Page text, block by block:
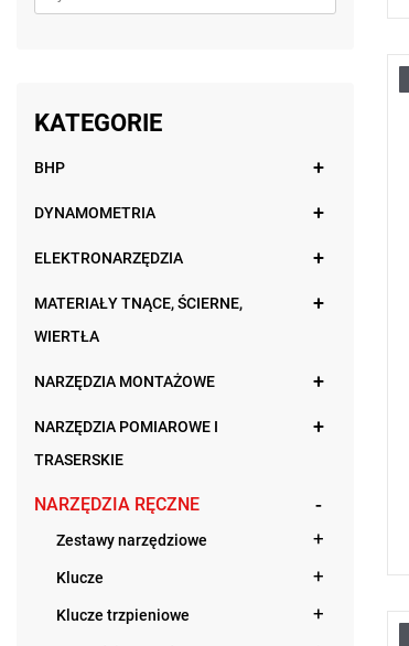
KATEGORIE
BHP
DYNAMOMETRIA
ELEKTRONARZĘDZIA
MATERIAŁY TNĄCE, ŚCIERNE,
WIERTŁA
NARZĘDZIA MONTAŻOWE
NARZĘDZIA POMIAROWE I
TRASERSKIE
NARZĘDZIA RĘCZNE
Zestawy narzędziowe
Klucze
Klucze trzpieniowe